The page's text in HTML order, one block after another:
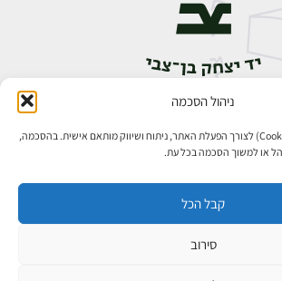
ניהול הסכמה
אנו משתמשים בעוגיות (Cookies) לצורך הפעלת האתר, ניתוח ושיווק מותאם אישית. בהסכמה,
או למשוך הסכמה בכל עת.
קבל הכל
סירוב
14, רחביה, ירושלים